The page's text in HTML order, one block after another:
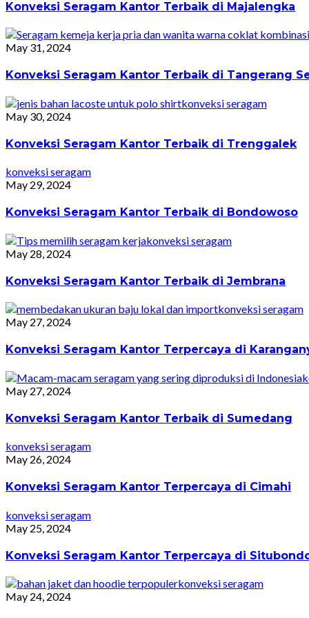
Konveksi Seragam Kantor Terbaik di Majalengka
May 31, 2024
Konveksi Seragam Kantor Terbaik di Tangerang
konveksi seragam
May 30, 2024
Konveksi Seragam Kantor Terbaik di Trenggalek
konveksi seragam
May 29, 2024
Konveksi Seragam Kantor Terbaik di Bondowoso
konveksi seragam
May 28, 2024
Konveksi Seragam Kantor Terbaik di Jembrana
konveksi seragam
May 27, 2024
Konveksi Seragam Kantor Terpercaya di
May 27, 2024
Konveksi Seragam Kantor Terbaik di Sumedang
konveksi seragam
May 26, 2024
Konveksi Seragam Kantor Terpercaya di Cimahi
konveksi seragam
May 25, 2024
Konveksi Seragam Kantor Terpercaya di
konveksi seragam
May 24, 2024